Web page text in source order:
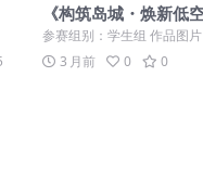
《构筑岛城・焕新低
靠网络重塑城市新界面
参赛组别：学生组 作品图片
3 月前
0 0